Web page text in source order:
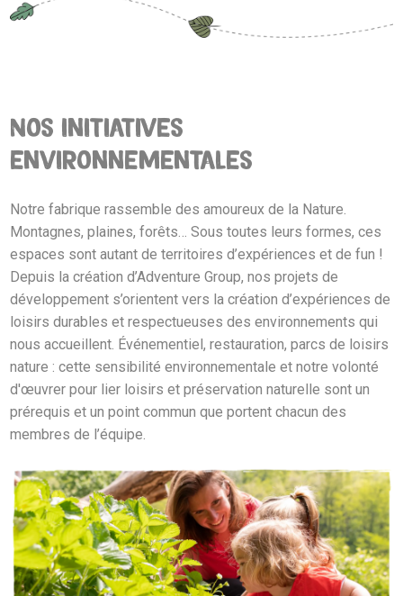
Nos initiatives
environnementales
Notre fabrique rassemble des amoureux de la Nature.
Montagnes, plaines, forêts… Sous toutes leurs formes, ces
espaces sont autant de territoires d’expériences et de fun !
Depuis la création d’Adventure Group, nos projets de
développement s’orientent vers la création d’expériences de
loisirs durables et respectueuses des environnements qui
nous accueillent. Événementiel, restauration, parcs de loisirs
nature : cette sensibilité environnementale et notre volonté
d'œuvrer pour lier loisirs et préservation naturelle sont un
prérequis et un point commun que portent chacun des
membres de l’équipe.